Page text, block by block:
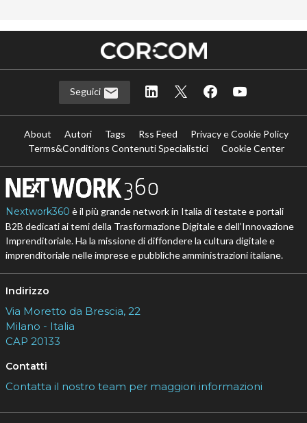
Seguici
About Autori Tags Rss Feed
Privacy e Cookie Policy
Terms&Conditions Contenuti Specialistici
Cookie Center
Nextwork360 è il più grande network in Italia di testate e portali
B2B dedicati ai temi della Trasformazione Digitale e dell’Innovazione
Imprenditoriale. Ha la missione di diffondere la cultura digitale e
imprenditoriale nelle imprese e pubbliche amministrazioni italiane.
Indirizzo
Via Moretto da Brescia, 22
Milano - Italia
CAP 20133
Contatti
Contatta il nostro team per maggiori informazioni